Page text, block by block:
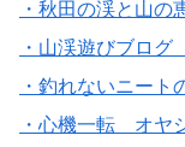
・秋田の渓と山の
・山渓遊びブロ
・釣れないニート
・心機一転 オヤ